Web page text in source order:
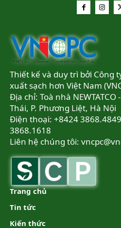
Thiết kế và duy trì bởi Công
xuất sạch hơn Việt Nam
Địa chỉ: Toà nhà NEWTATCO
Thái, P. Phương Liệt, Hà Nội
Điện thoại: +8424
3868.1618
Liên hệ chúng tôi:
Trang chủ
Tin tức
Kiến thức